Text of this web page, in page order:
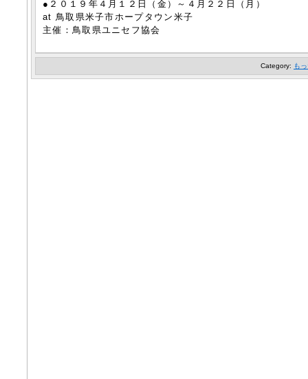
●２０１９年４月１２日（金）～４月２２日（月）
at 鳥取県米子市ホープタウン米子
主催：鳥取県ユニセフ協会
Category: も